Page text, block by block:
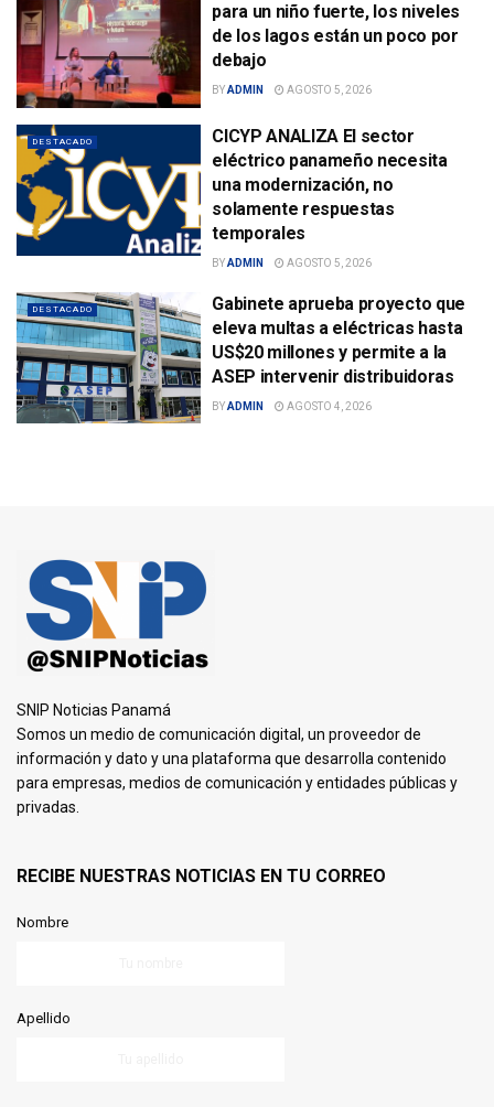
para un niño fuerte, los niveles
de los lagos están un poco por
debajo
BYADMIN AGOSTO 5, 2026
DESTACADO
CICYP ANALIZA El sector
eléctrico panameño necesita
una modernización, no
solamente respuestas
temporales
BYADMIN AGOSTO 5, 2026
DESTACADO
Gabinete aprueba proyecto que
eleva multas a eléctricas hasta
US$20 millones y permite a la
ASEP intervenir distribuidoras
BYADMIN AGOSTO 4, 2026
SNIP Noticias Panamá
Somos un medio de comunicación digital, un proveedor de
información y dato y una plataforma que desarrolla contenido
para empresas, medios de comunicación y entidades públicas y
privadas.
RECIBE NUESTRAS NOTICIAS EN TU CORREO
Nombre
Apellido